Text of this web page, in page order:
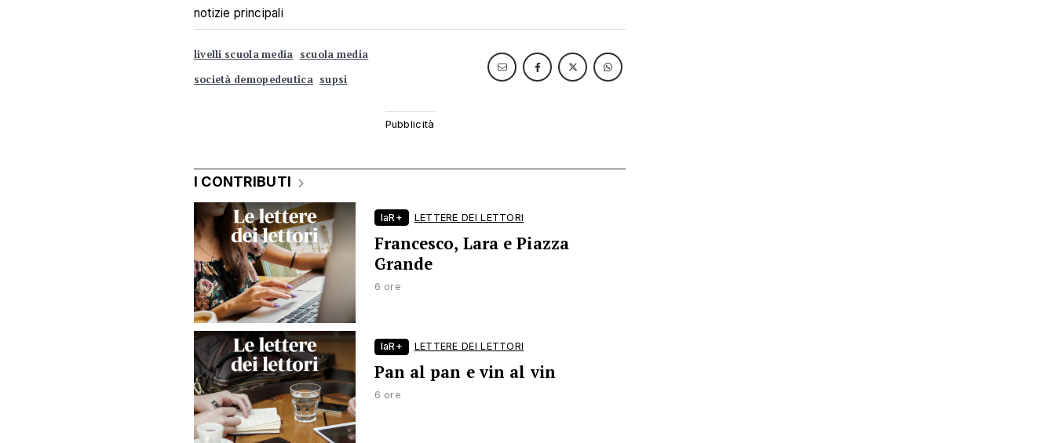
notizie principali
livelli scuola media scuola media
società demopedeutica supsi
I CONTRIBUTI
laR+ LETTERE DEI LETTORI
Francesco, Lara e Piazza
Grande
6 ore
laR+ LETTERE DEI LETTORI
Pan al pan e vin al vin
6 ore